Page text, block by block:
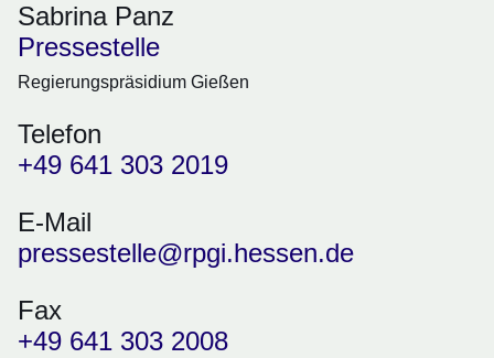
Sabrina Panz
Pressestelle
Regierungspräsidium Gießen
Telefon
+49 641 303 2019
E-Mail
pressestelle@rpgi.hessen.de
Fax
+49 641 303 2008